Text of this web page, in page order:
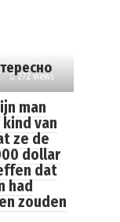
272 views
man
van
ze de
dollar
dat
had
zouden